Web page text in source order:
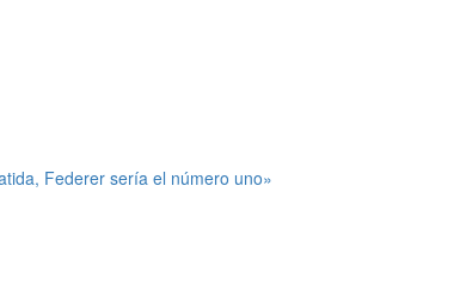
Federer sería el número uno»